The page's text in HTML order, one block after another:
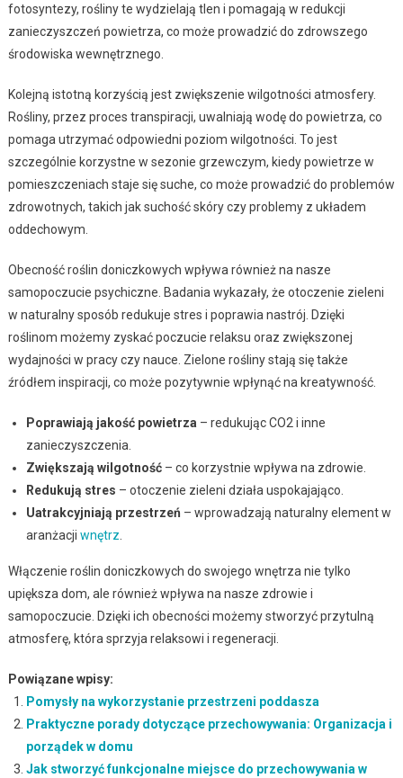
fotosyntezy, rośliny te wydzielają tlen i pomagają w redukcji
zanieczyszczeń powietrza, co może prowadzić do zdrowszego
środowiska wewnętrznego.
Kolejną istotną korzyścią jest zwiększenie wilgotności atmosfery.
Rośliny, przez proces transpiracji, uwalniają wodę do powietrza, co
pomaga utrzymać odpowiedni poziom wilgotności. To jest
szczególnie korzystne w sezonie grzewczym, kiedy powietrze w
pomieszczeniach staje się suche, co może prowadzić do problemów
zdrowotnych, takich jak suchość skóry czy problemy z układem
oddechowym.
Obecność roślin doniczkowych wpływa również na nasze
samopoczucie psychiczne. Badania wykazały, że otoczenie zieleni
w naturalny sposób redukuje stres i poprawia nastrój. Dzięki
roślinom możemy zyskać poczucie relaksu oraz zwiększonej
wydajności w pracy czy nauce. Zielone rośliny stają się także
źródłem inspiracji, co może pozytywnie wpłynąć na kreatywność.
Poprawiają jakość powietrza – redukując CO2 i inne
zanieczyszczenia.
Zwiększają wilgotność– co korzystnie wpływa na zdrowie.
Redukują stres – otoczenie zieleni działa uspokajająco.
Uatrakcyjniają przestrzeń – wprowadzają naturalny element w
aranżacji wnętrz
Włączenie roślin doniczkowych do swojego wnętrza nie tylko
upiększa dom, ale również wpływa na nasze zdrowie i
samopoczucie. Dzięki ich obecności możemy stworzyć przytulną
atmosferę, która sprzyja relaksowi i regeneracji.
Powiązane wpisy:
Pomysły na wykorzystanie przestrzeni poddasza
Praktyczne porady dotyczące przechowywania: Organizacja i
porządek w domu
Jak stworzyć funkcjonalne miejsce do przechowywania w